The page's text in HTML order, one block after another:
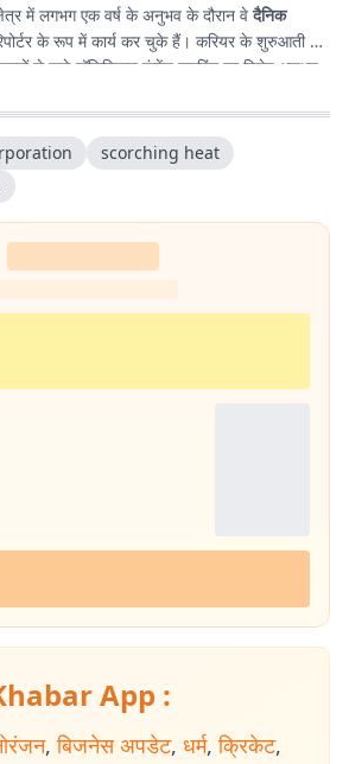
क्षेत्र में लगभग एक वर्ष के अनुभव के दौरान वेदैनिक
के रूप में कार्य कर चुके हैं। करियर के शुरुआती दौर
से जुड़े पॉलिटिकल कंटेंट राइटिंग का विशेष अनुभव
पठन-पाठन, लेखन और कविता-सृजन में उनकी विशेष
लेखन के माध्यम से पाठकों तक विश्वसनीय
पहचान है।
scorching heat
App :
, बिजनेस अपडेट, धर्म, क्रिकेट,